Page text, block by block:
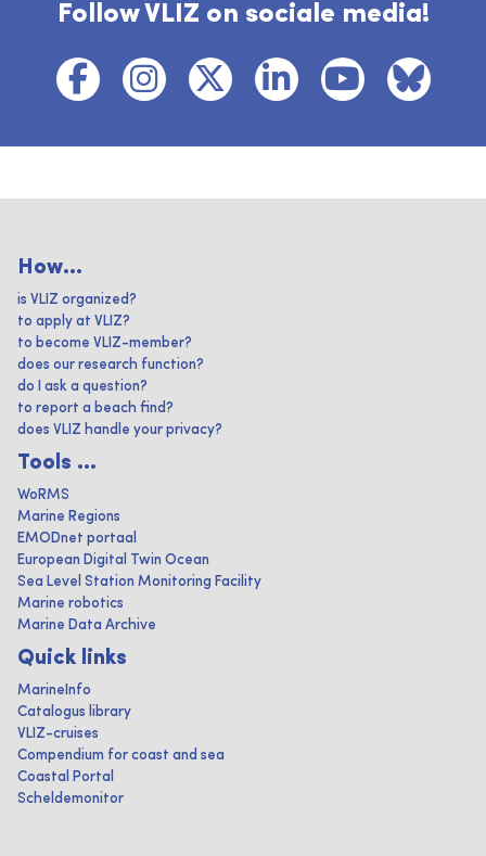
Follow VLIZ on sociale media!
How...
is VLIZ organized?
to apply at VLIZ?
to become VLIZ-member?
does our research function?
do I ask a question?
to report a beach find?
does VLIZ handle your privacy?
Tools ...
WoRMS
Marine Regions
EMODnet portaal
European Digital Twin Ocean
Sea Level Station Monitoring Facility
Marine robotics
Marine Data Archive
Quick links
MarineInfo
Catalogus library
VLIZ-cruises
Compendium for coast and sea
Coastal Portal
Scheldemonitor